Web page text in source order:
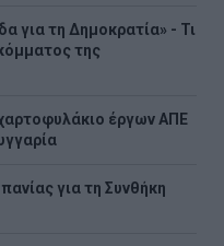
για τη Δημοκρατία» - Τι
της
έργων ΑΠΕ
για τη Συνθήκη